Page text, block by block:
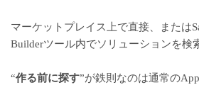
マーケットプレイス上で直接、または
Builderツール内でソリューションを検
“作る前に探す”が鉄則なのは通常の